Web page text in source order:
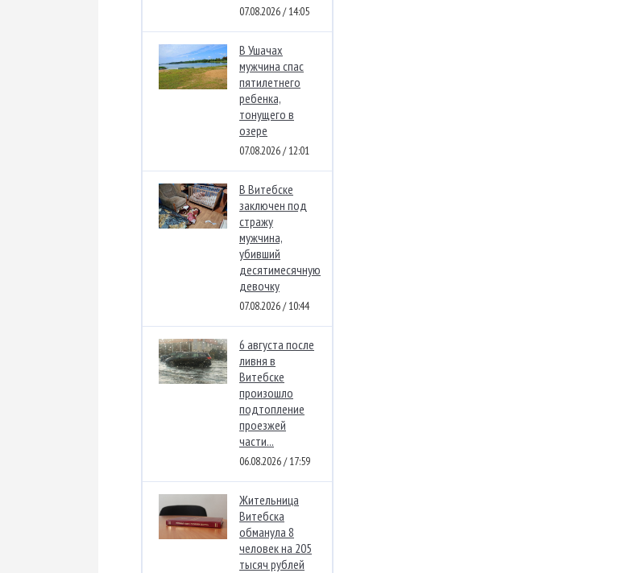
07.08.2026 / 14:05
В Ушачах
мужчина спас
пятилетнего
ребенка,
тонущего в
озере
07.08.2026 / 12:01
В Витебске
заключен под
стражу
мужчина,
убивший
десятимесячную
девочку
07.08.2026 / 10:44
6 августа после
ливня в
Витебске
произошло
подтопление
проезжей
части...
06.08.2026 / 17:59
Жительница
Витебска
обманула 8
человек на 205
тысяч рублей